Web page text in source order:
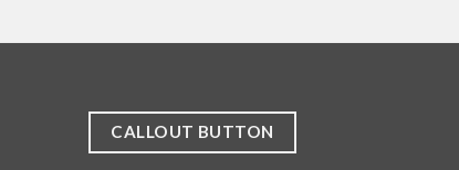
CALLOUT BUTTON